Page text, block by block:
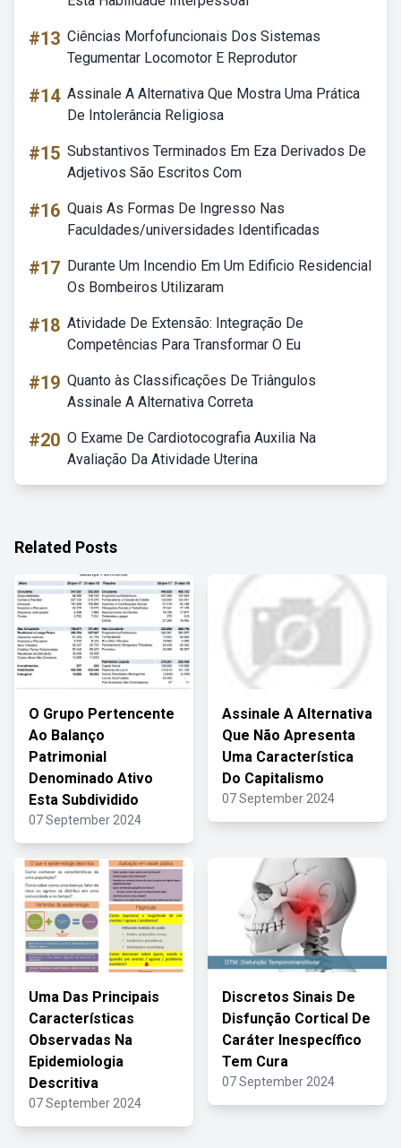
#13 Ciências Morfofuncionais Dos Sistemas
Tegumentar Locomotor E Reprodutor
#14 Assinale A Alternativa Que Mostra Uma Prática
De Intolerância Religiosa
#15 Substantivos Terminados Em Eza Derivados De
Adjetivos São Escritos Com
#16 Quais As Formas De Ingresso Nas
Faculdades/universidades Identificadas
#17 Durante Um Incendio Em Um Edificio Residencial
Os Bombeiros Utilizaram
#18 Atividade De Extensão: Integração De
Competências Para Transformar O Eu
#19 Quanto às Classificações De Triângulos
Assinale A Alternativa Correta
#20 O Exame De Cardiotocografia Auxilia Na
Avaliação Da Atividade Uterina
Related Posts
O Grupo Pertencente
Ao Balanço
Patrimonial
Denominado Ativo
Esta Subdividido
07 September 2024
Assinale A Alternativa
Que Não Apresenta
Uma Característica
Do Capitalismo
07 September 2024
Uma Das Principais
Características
Observadas Na
Epidemiologia
Descritiva
07 September 2024
Discretos Sinais De
Disfunção Cortical De
Caráter Inespecífico
Tem Cura
07 September 2024